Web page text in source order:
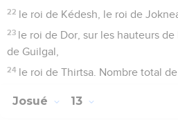
22 le roi de Kédesh, le roi de
23 le roi de Dor, sur les hauteurs
de Guilgal,
24 le roi de Thirtsa. Nombre total de
Josué 13